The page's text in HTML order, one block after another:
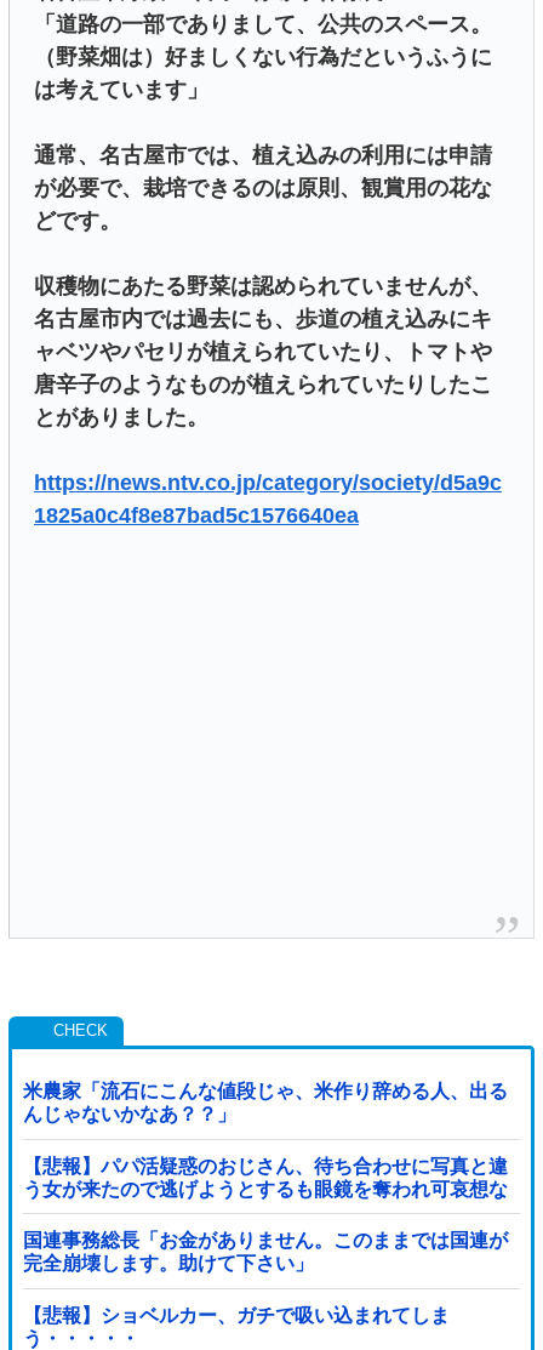
「道路の一部でありまして、公共のスペース。
（野菜畑は）好ましくない行為だというふうに
は考えています」
通常、名古屋市では、植え込みの利用には申請
が必要で、栽培できるのは原則、観賞用の花な
どです。
収穫物にあたる野菜は認められていませんが、
名古屋市内では過去にも、歩道の植え込みにキ
ャベツやパセリが植えられていたり、トマトや
唐辛子のようなものが植えられていたりしたこ
とがありました。
https://news.ntv.co.jp/category/society/d5a9c
1825a0c4f8e87bad5c1576640ea
米農家「流石にこんな値段じゃ、米作り辞める人、出る
んじゃないかなあ？？」
【悲報】パパ活疑惑のおじさん、待ち合わせに写真と違
う女が来たので逃げようとするも眼鏡を奪われ可哀想な
ことになっているところを激写されてしまう…
国連事務総長「お金がありません。このままでは国連が
完全崩壊します。助けて下さい」
【悲報】ショベルカー、ガチで吸い込まれてしま
う・・・・・